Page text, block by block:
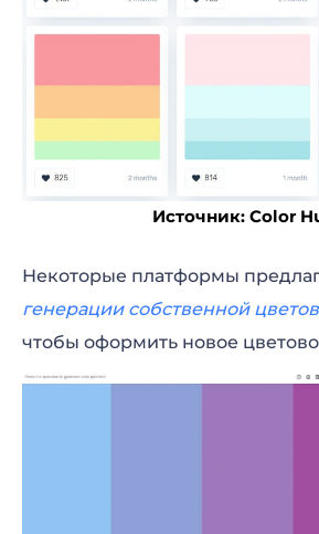
Источник: Color
Некоторые платформы
генерации собственной
чтобы оформить новое